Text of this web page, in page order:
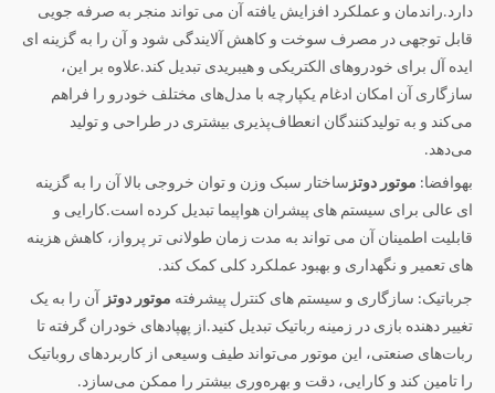
دارد.راندمان و عملکرد افزایش یافته آن می تواند منجر به صرفه جویی
قابل توجهی در مصرف سوخت و کاهش آلایندگی شود و آن را به گزینه ای
ایده آل برای خودروهای الکتریکی و هیبریدی تبدیل کند.علاوه بر این،
سازگاری آن امکان ادغام یکپارچه با مدل‌های مختلف خودرو را فراهم
می‌کند و به تولیدکنندگان انعطاف‌پذیری بیشتری در طراحی و تولید
می‌دهد.
بهوافضا: موتور دوتز ساختار سبک وزن و توان خروجی بالا آن را به گزینه
ای عالی برای سیستم های پیشران هواپیما تبدیل کرده است.کارایی و
قابلیت اطمینان آن می تواند به مدت زمان طولانی تر پرواز، کاهش هزینه
های تعمیر و نگهداری و بهبود عملکرد کلی کمک کند.
جرباتیک: سازگاری و سیستم های کنترل پیشرفته موتور دوتز آن را به یک
تغییر دهنده بازی در زمینه رباتیک تبدیل کنید.از پهپادهای خودران گرفته تا
ربات‌های صنعتی، این موتور می‌تواند طیف وسیعی از کاربردهای روباتیک
را تامین کند و کارایی، دقت و بهره‌وری بیشتر را ممکن می‌سازد.